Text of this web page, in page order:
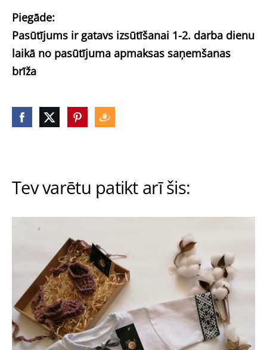
Piegāde:
Pasūtījums ir gatavs izsūtīšanai 1-2. darba dienu
laikā no pasūtījuma apmaksas saņemšanas
brīža
Tev varētu patikt arī šis: